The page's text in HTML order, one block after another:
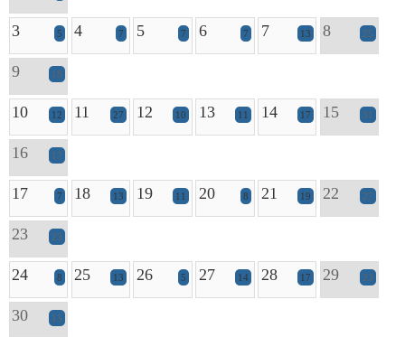
3 5 4 7 5 7 6 7 7 13 8 25
9 18
10 12 11 27 12 10 13 11 14 17 15 31
16 17
17 7 18 13 19 11 20 8 21 19 22 27
23 23
24 8 25 13 26 5 27 14 28 17 29 23
30 15